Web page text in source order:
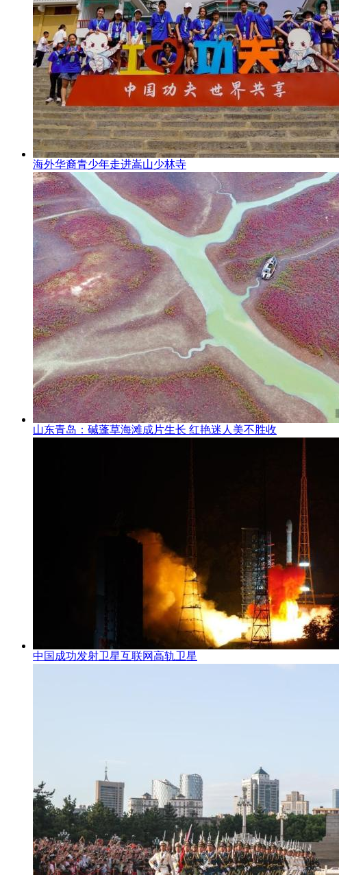
海外华裔青少年走进嵩山少林寺
山东青岛：碱蓬草海滩成片生长 红艳迷人美不胜收
中国成功发射卫星互联网高轨卫星